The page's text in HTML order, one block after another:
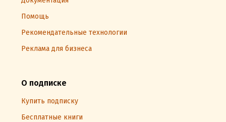
Помощь
Рекомендательные технологии
Реклама для бизнеса
О подписке
Купить подписку
Бесплатные книги